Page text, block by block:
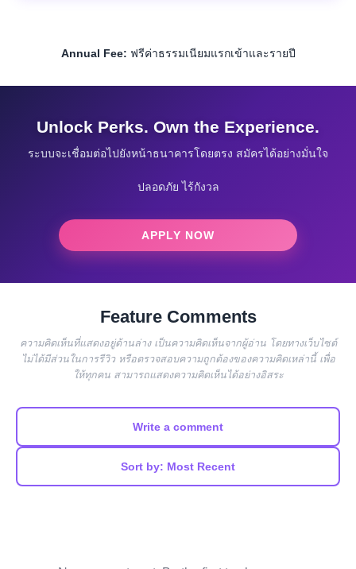
Annual Fee: ฟรีค่าธรรมเนียมแรกเข้าและรายปี
Unlock Perks. Own the Experience.
ระบบจะเชื่อมต่อไปยังหน้าธนาคารโดยตรง สมัครได้อย่างมั่นใจ
ปลอดภัย ไร้กังวล
APPLY NOW
Feature Comments
ความคิดเห็นที่แสดงอยู่ด้านล่าง เป็นความคิดเห็นจากผู้อ่าน โดยทางเว็บไซต์
ไม่ได้มีส่วนในการรีวิว หรือตรวจสอบความถูกต้องของความคิดเหล่านี้ เพื่อ
ให้ทุกคน สามารถแสดงความคิดเห็นได้อย่างอิสระ
Write a comment
Sort by: Most Recent